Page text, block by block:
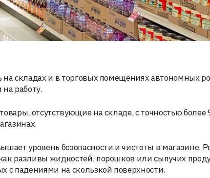
складах и в торговых помещениях автономных
работу.
отсутствующие на складе, с точностью более
уровень безопасности и чистоты в магазине.
разливы жидкостей, порошков или сыпучих
с падениями на скользкой поверхности.